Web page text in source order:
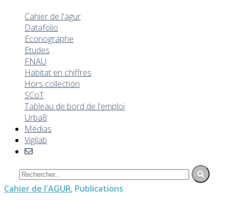
Cahier de l'agur
Datafolio
Econographe
Etudes
FNAU
Habitat en chiffres
Hors collection
SCoT
Tableau de bord de l'emploi
Urba8
Médias
Vigilab
Cahier de l'AGUR, Publications